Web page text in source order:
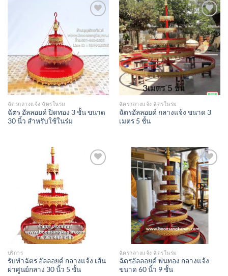
Wishlist
ฉัตรกลางแจ้ง ฉัตรในร่ม
ฉัตร อัลลอยด์ ปิดทอง 3 ชั้น ขนาด
30 นิ้ว สำหรับใช้ในร่ม
Add to
Wishlist
ฉัตรกลางแจ้ง ฉัตรในร่ม
ฉัตรอัลลอยด์ กลางแจ้ง ขนาด 3
เมตร 5 ชั้น
บริการ
รับทำฉัตร อัลลอยด์ กลางแจ้ง เส้น
ผ่าศูนย์กลาง 30 นิ้ว 5 ชั้น
Add to
Wishlist
ฉัตรกลางแจ้ง ฉัตรในร่ม
ฉัตรอัลลอยด์ พ่นทอง กลางแจ้ง
ขนาด 60 นิ้ว 9 ชั้น